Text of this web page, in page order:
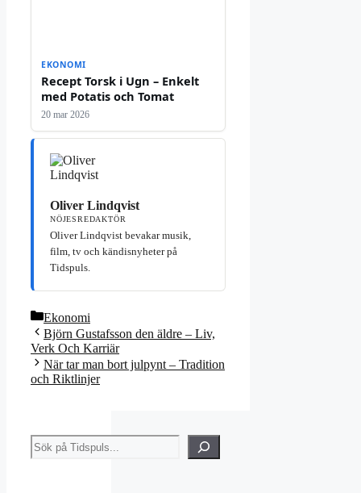
EKONOMI
Recept Torsk i Ugn – Enkelt
med Potatis och Tomat
20 mar 2026
Oliver Lindqvist
NÖJESREDAKTÖR
Oliver Lindqvist bevakar musik,
film, tv och kändisnyheter på
Tidspuls.
Kategorier
Ekonomi
Björn Gustafsson den äldre – Liv,
Verk Och Karriär
När tar man bort julpynt – Tradition
och Riktlinjer
Sök